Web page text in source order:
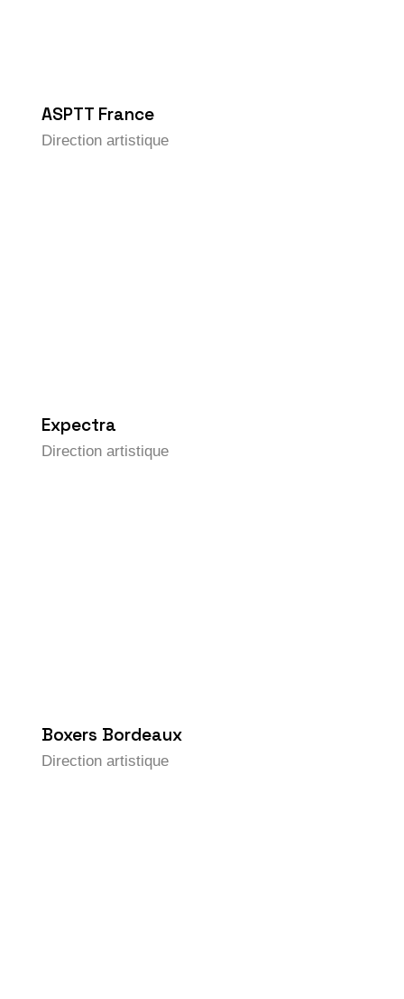
ASPTT France
Direction artistique
Expectra
Direction artistique
Boxers Bordeaux
Direction artistique